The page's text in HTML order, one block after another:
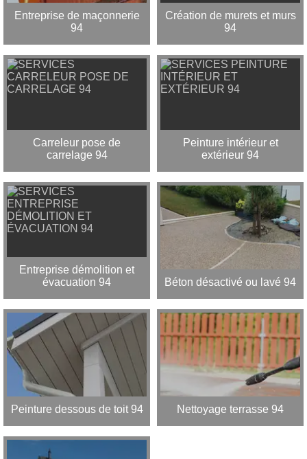
Entreprise de maçonnerie
94
Création de murets et murs
94
Carreleur pose de
carrelage 94
Peinture intérieur et
extérieur 94
Entreprise démolition et
évacuation 94
Béton désactivé ou lavé 94
Peinture dessous de toit 94 Nettoyage terrasse 94